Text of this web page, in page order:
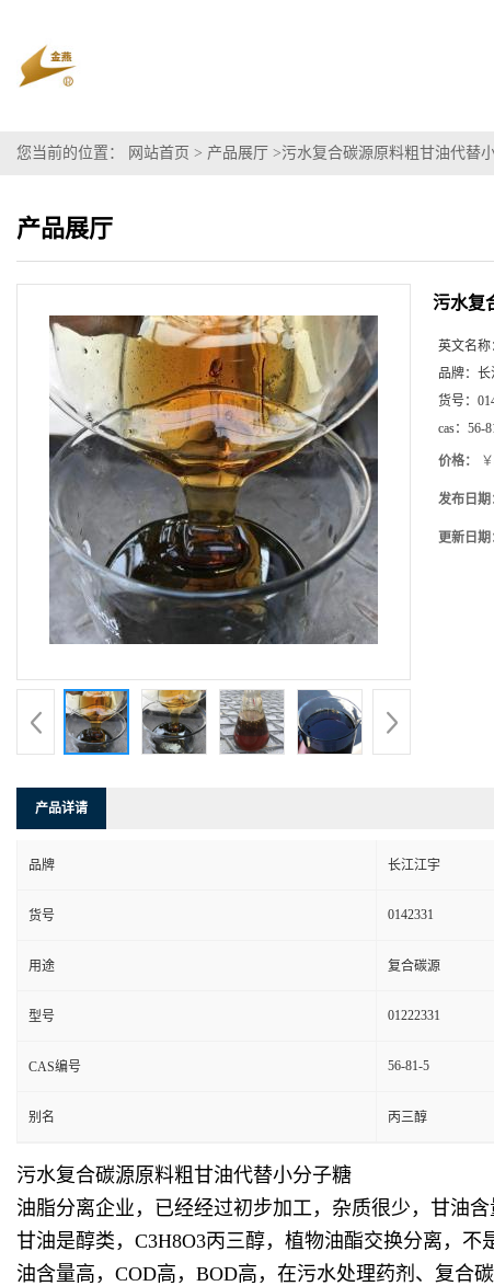
您当前的位置： 网站首页 > 产品展厅 >污水复合碳源原料粗甘油代替
产品展厅
污水复
英文名称
品牌： 长
货号：
cas： 56-
价格：
发布日期
更新日期
产品详请
品牌 长江江宇
货号 0142331
用途 复合碳源
型号 01222331
CAS编号 56-81-5
别名 丙三醇
污水复合碳源原料粗甘油代替小分子糖
油脂分离企业，已经经过初步加工，杂质很少，甘油
甘油是醇类，C3H8O3丙三醇，植物油酯交换分离，
油含量高，COD高，BOD高，在污水处理药剂、复合